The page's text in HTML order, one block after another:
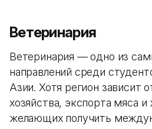
Ветеринария
Ветеринария — одно из
направлений среди
Азии. Хотя регион зависит
хозяйства, экспорта мяса
желающих получить